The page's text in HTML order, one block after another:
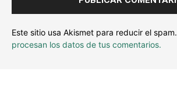
Este sitio usa Akismet para reducir el spam.
procesan los datos de tus comentarios.